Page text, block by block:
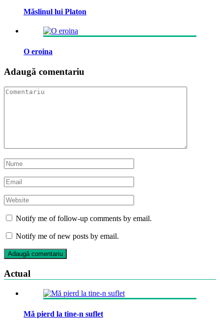
Măslinul lui Platon
O eroina
Adaugă comentariu
Notify me of follow-up comments by email.
Notify me of new posts by email.
Actual
Mă pierd la tine-n suflet